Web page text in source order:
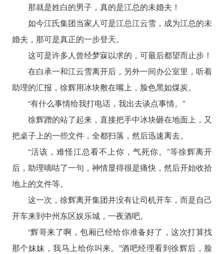
那就是姓白的男子，真的是江总的未婚夫！
如今江氏集团当家人可是江总江云雪，成为江总的未
婚夫，那可是真正的一步登天。
这可是许多人曾经梦寐以求的，可最后都望而止步！
在白承一和江云雪离开后，另外一间办公室里，听着
助理的汇报，徐辉用冰块敷在嘴上，脸色黑如煤炭。
“有什么事情给我打电话，我出去谈点事情。”
徐辉蹭的站了起来，直接把手中冰块砸在地面上，又
把桌子上的一些文件，全都扫落，然后迅速离去。
“活该，难怪江总看不上你，气死你。”等徐辉离开
后，助理嘀咕了一句，神情显得很是痛快，然后开始收拾
地上的文件等。
这一次，徐辉离开集团并没有让司机开车，而是自己
开车来到中州东区娱乐城，一夜酒吧。
“辉哥来了啊，包厢已经给你准备好了，这次打算找
那个妹妹，我马上给你叫来。”酒吧经理看到徐辉后，脸